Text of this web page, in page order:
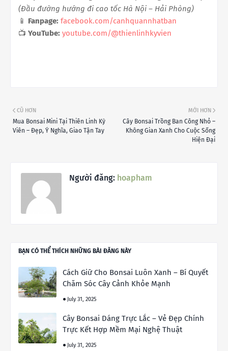
(Đầu đường hướng đi cao tốc Hà Nội – Hải Phòng)
📱 Fanpage: facebook.com/canhquannhatban
📺 YouTube: youtube.com/@thienlinhkyvien
MỚI HƠN
Cây Bonsai Trồng Ban Công Nhỏ –
Không Gian Xanh Cho Cuộc Sống
Hiện Đại
CŨ HƠN
Mua Bonsai Mini Tại Thiên Linh Kỳ
Viên – Đẹp, Ý Nghĩa, Giao Tận Tay
Người đăng: hoapham
BẠN CÓ THỂ THÍCH NHỮNG BÀI ĐĂNG NÀY
Cách Giữ Cho Bonsai Luôn Xanh – Bí Quyết
Chăm Sóc Cây Cảnh Khỏe Mạnh
July 31, 2025
Cây Bonsai Dáng Trực Lắc – Vẻ Đẹp Chính
Trực Kết Hợp Mềm Mại Nghệ Thuật
July 31, 2025